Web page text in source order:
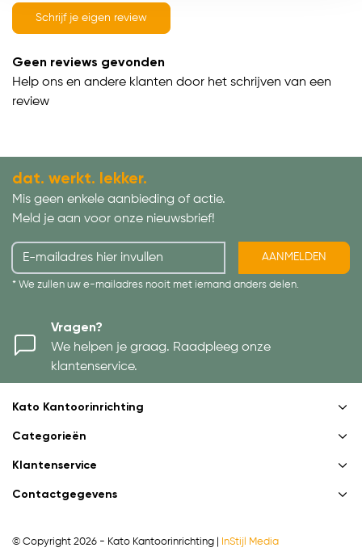
Schrijf je eigen review
Geen reviews gevonden
Help ons en andere klanten door het schrijven van een
review
dat. werkt. lekker.
Mis geen enkele aanbieding of actie.
Meld je aan voor onze nieuwsbrief!
AANMELDEN
* We zullen uw e-mailadres nooit met iemand anders delen.
Vragen?
We helpen je graag. Raadpleeg onze
klantenservice.
Kato Kantoorinrichting
Categorieën
Klantenservice
Contactgegevens
© Copyright 2026 - Kato Kantoorinrichting |
InStijl Media